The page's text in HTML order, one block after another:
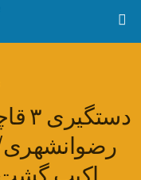
اکیپ گشت